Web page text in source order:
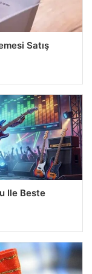
Satış
Ile Beste